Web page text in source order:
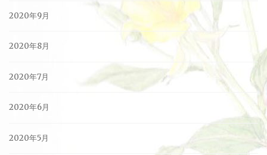
2020年9月
2020年8月
2020年7月
2020年6月
2020年5月